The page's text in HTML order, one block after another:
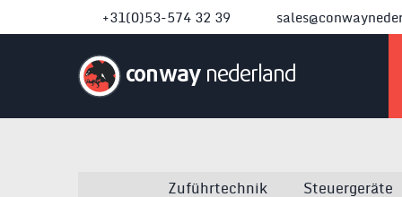
+31(0)53-574 32 39
conwaynederland
Zuführtechnik Steuergeräte